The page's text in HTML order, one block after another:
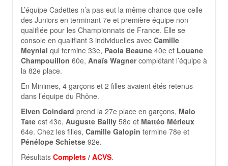
L’équipe Cadettes n’a pas eut la même chance que celle
des Juniors en terminant 7e et première équipe non
qualifiée pour les Championnats de France. Elle se
console en qualifiant 3 individuelles avec Camille
Meynial qui termine 33e, Paola Beaune 40e et Louane
Champouillon 60e, Anaïs Wagnercomplétant l’équipe à
la 82e place.
En Minimes, 4 garçons et 2 filles avaient étés retenus
dans l’équipe du Rhône.
Elven Coindard prend la 27e place en garçons, Malo
Tate est 43e, Auguste Bailly 58e et Mattéo Mérieux
64e. Chez les filles, Camille Galopin termine 78e et
Pénélope Schietse 92e.
Résultats Complets / ACVS.